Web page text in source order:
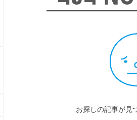
お探しの記事が見